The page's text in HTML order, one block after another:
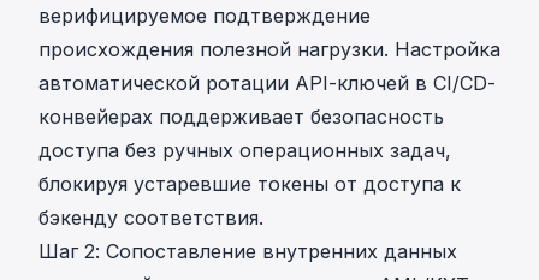
верифицируемое подтверждение
происхождения полезной нагрузки. Настройка
автоматической ротации API-ключей в CI/CD-
конвейерах поддерживает безопасность
доступа без ручных операционных задач,
блокируя устаревшие токены от доступа к
бэкенду соответствия.
Шаг 2: Сопоставление внутренних данных